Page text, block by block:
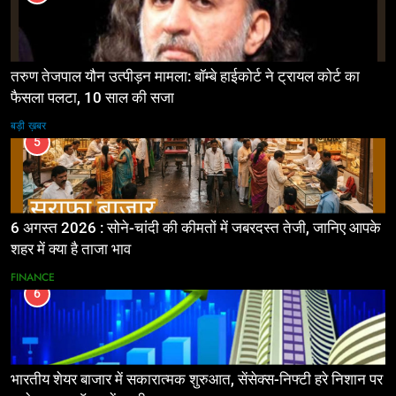
तरुण तेजपाल यौन उत्पीड़न मामला: बॉम्बे हाईकोर्ट ने ट्रायल कोर्ट का
फैसला पलटा, 10 साल की सजा
बड़ी ख़बर
5
6 अगस्त 2026 : सोने-चांदी की कीमतों में जबरदस्त तेजी, जानिए आपके
शहर में क्या है ताजा भाव
FINANCE
6
भारतीय शेयर बाजार में सकारात्मक शुरुआत, सेंसेक्स-निफ्टी हरे निशान पर